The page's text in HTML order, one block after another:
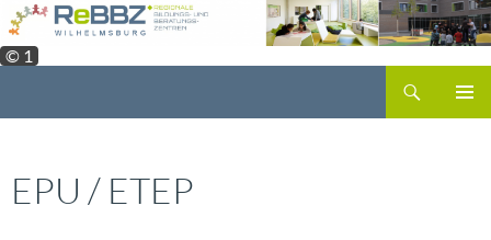
Zum
Inhalt
springen
© 1
EPU / ETEP